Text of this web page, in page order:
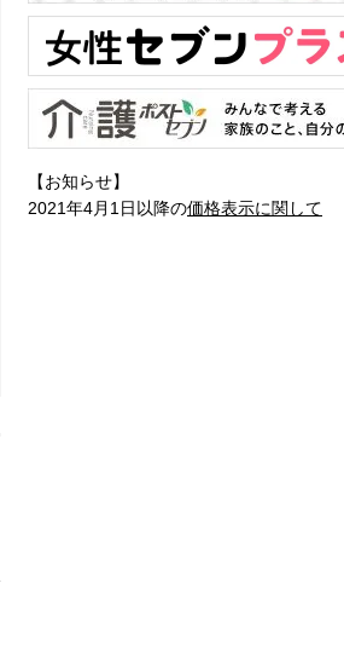
【お知らせ】
2021年4月1日以降の価格表示に関して